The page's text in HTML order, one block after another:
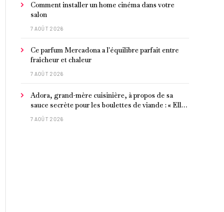
Comment installer un home cinéma dans votre
salon
7 AOÛT 2026
Ce parfum Mercadona a l'équilibre parfait entre
fraîcheur et chaleur
7 AOÛT 2026
Adora, grand-mère cuisinière, à propos de sa
sauce secrète pour les boulettes de viande : « Elle
contient un peu de curcuma, du poivre, une
7 AOÛT 2026